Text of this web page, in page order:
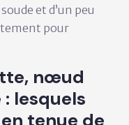
et d’un peu
pour
nœud
lesquels